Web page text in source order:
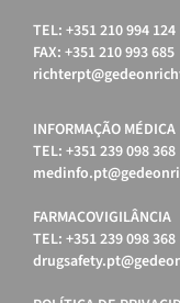
TEL: +351 210 994 124
FAX: +351 210 993 685
INFORMAÇÃO MÉDICA
TEL: +351 239 098 368
FARMACOVIGILÂNCIA
TEL: +351 239 098 368